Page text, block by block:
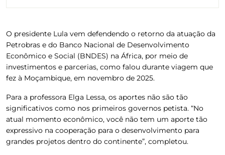
O presidente Lula vem defendendo o retorno da atuação da
Petrobras e do Banco Nacional de Desenvolvimento
Econômico e Social (BNDES) na África, por meio de
investimentos e parcerias, como falou durante viagem que
fez à Moçambique, em novembro de 2025.
Para a professora Elga Lessa, os aportes não são tão
significativos como nos primeiros governos petista. “No
atual momento econômico, você não tem um aporte tão
expressivo na cooperação para o desenvolvimento para
grandes projetos dentro do continente”, completou.